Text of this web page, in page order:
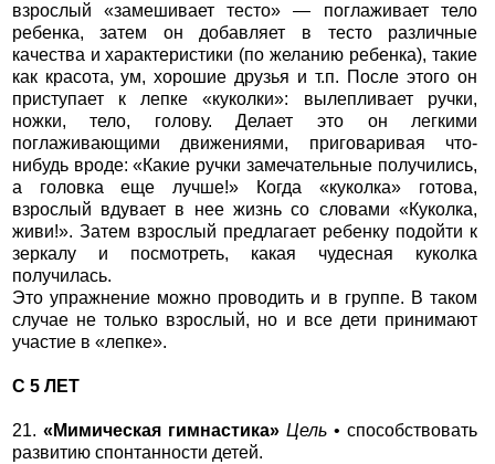
взрослый «замешивает тесто» — поглаживает тело
ребенка, затем он добавляет в тесто различные
качества и характеристики (по желанию ребенка), такие
как красота, ум, хорошие друзья и т.п. После этого он
приступает к лепке «куколки»: вылепливает ручки,
ножки, тело, голову. Делает это он легкими
поглаживающими движениями, приговаривая что-
нибудь вроде: «Какие ручки замечательные получились,
а головка еще лучше!» Когда «куколка» готова,
взрослый вдувает в нее жизнь со словами «Куколка,
живи!». Затем взрослый предлагает ребенку подойти к
зеркалу и посмотреть, какая чудесная куколка
получилась.
Это упражнение можно проводить и в группе. В таком
случае не только взрослый, но и все дети принимают
участие в «лепке».
С 5 ЛЕТ
21. «Мимическая гимнастика» Цель• способствовать
развитию спонтанности детей.